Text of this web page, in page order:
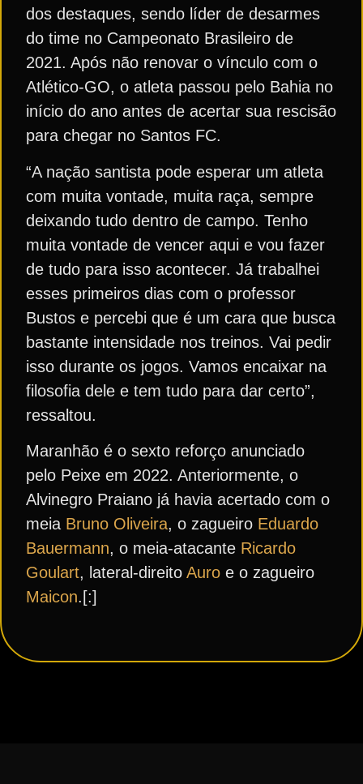
dos destaques, sendo líder de desarmes
do time no Campeonato Brasileiro de
2021. Após não renovar o vínculo com o
Atlético-GO, o atleta passou pelo Bahia no
início do ano antes de acertar sua rescisão
para chegar no Santos FC.
“A nação santista pode esperar um atleta
com muita vontade, muita raça, sempre
deixando tudo dentro de campo. Tenho
muita vontade de vencer aqui e vou fazer
de tudo para isso acontecer. Já trabalhei
esses primeiros dias com o professor
Bustos e percebi que é um cara que busca
bastante intensidade nos treinos. Vai pedir
isso durante os jogos. Vamos encaixar na
filosofia dele e tem tudo para dar certo”,
ressaltou.
Maranhão é o sexto reforço anunciado
pelo Peixe em 2022. Anteriormente, o
Alvinegro Praiano já havia acertado com o
meia Bruno Oliveira, o zagueiro Eduardo
Bauermann, o meia-atacante Ricardo
Goulart, lateral-direito Auro e o zagueiro
Maicon.[:]